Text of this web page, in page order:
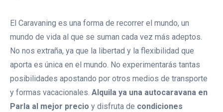
Alquiler Autocaravana De 4/5
Plazas Elnagh Baron 73g
Alquiler Autocaravana Integral 5
Plazas Nevis 373
Alquiler Autocaravana Integral 6
El Caravaning es una forma de recorrer el mundo, un
mundo de vida al que se suman cada vez más adeptos.
No nos extraña, ya que la libertad y la flexibilidad que
aporta es única en el mundo. No experimentarás tantas
posibilidades apostando por otros medios de transporte
y formas vacacionales. Alquila ya una autocaravana en
Parla al mejor precio y disfruta de condiciones